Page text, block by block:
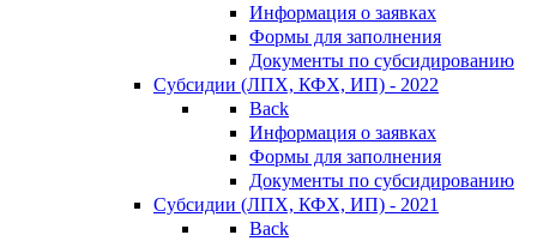
Информация о заявках
Формы для заполнения
Документы по субсидированию
Субсидии (ЛПХ, КФХ, ИП) - 2022
Back
Информация о заявках
Формы для заполнения
Документы по субсидированию
Субсидии (ЛПХ, КФХ, ИП) - 2021
Back